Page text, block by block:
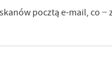
pocztą e-mail, co −